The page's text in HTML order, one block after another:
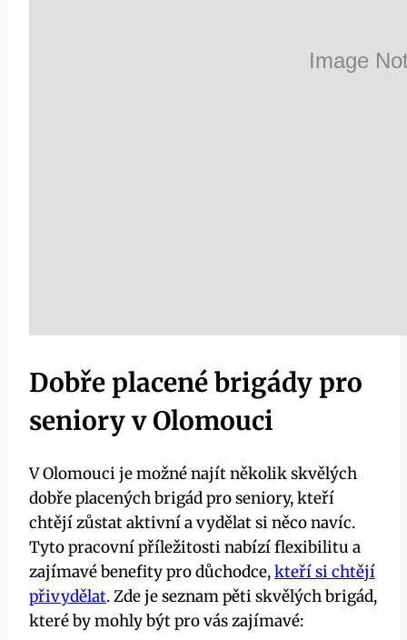
Dobře placené brigády pro
seniory v Olomouci
V Olomouci je možné najít několik skvělých
dobře placených brigád pro seniory, kteří
chtějí zůstat aktivní a vydělat si něco navíc.
Tyto pracovní příležitosti nabízí flexibilitu a
zajímavé benefity pro důchodce,kteří si chtějí
přivydělat. Zde je seznam pěti skvělých brigád,
které by mohly být pro vás zajímavé: